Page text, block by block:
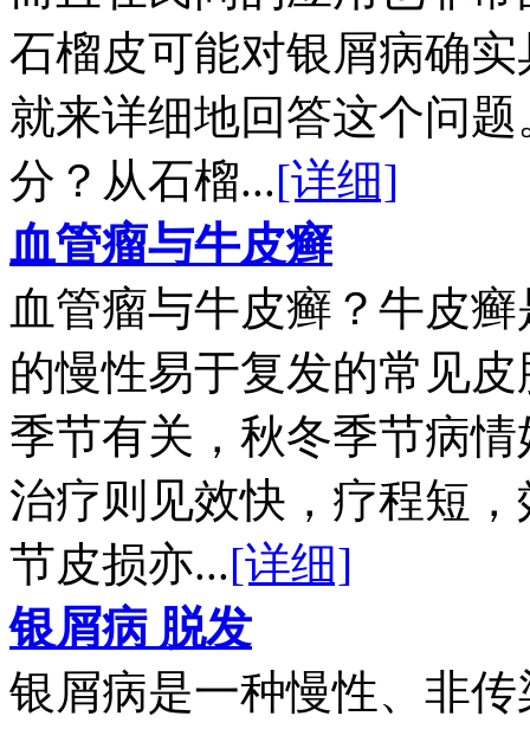
石榴皮可能对银屑病确
就来详细地回答这个问
分？从石榴...[详细]
血管瘤与牛皮癣
血管瘤与牛皮癣？牛皮
的慢性易于复发的常见
季节有关，秋冬季节病
治疗则见效快，疗程短
节皮损亦...[详细]
银屑病 脱发
银屑病是一种慢性、非